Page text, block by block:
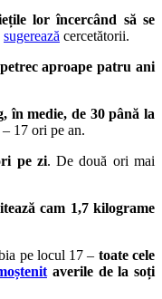
lor încercând să se
sugerează cercetătorii.
aproape patru ani
în medie, de 30 până la
17 ori pe an.
pe zi. De două ori mai
cam 1,7 kilograme
pe locul 17 – toate cele
averile de la soți